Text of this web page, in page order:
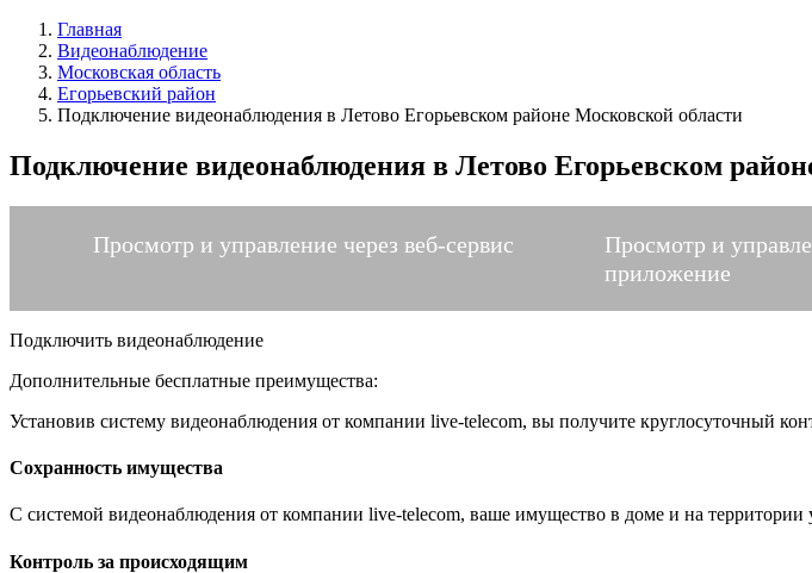
Главная
Видеонаблюдение
Московская область
Егорьевский район
Подключение видеонаблюдения в Летово Егорьевском районе Московской области
Подключение видеонаблюдения в Летово Егорьевском
Просмотр и управление через веб-сервис
Просмотр и
приложение
Подключить видеонаблюдение
Дополнительные бесплатные преимущества:
Установив систему видеонаблюдения от компании live-telecom, вы получите круглосуточный
Сохранность имущества
С системой видеонаблюдения от компании live-telecom, ваше имущество в доме и на территории
Контроль за происходящим